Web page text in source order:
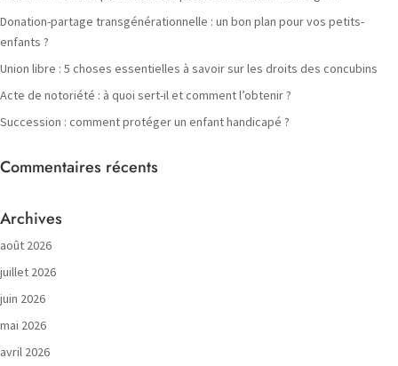
Donation-partage transgénérationnelle : un bon plan pour vos petits-
enfants ?
Union libre : 5 choses essentielles à savoir sur les droits des concubins
Acte de notoriété : à quoi sert-il et comment l’obtenir ?
Succession : comment protéger un enfant handicapé ?
Commentaires récents
Archives
août 2026
juillet 2026
juin 2026
mai 2026
avril 2026